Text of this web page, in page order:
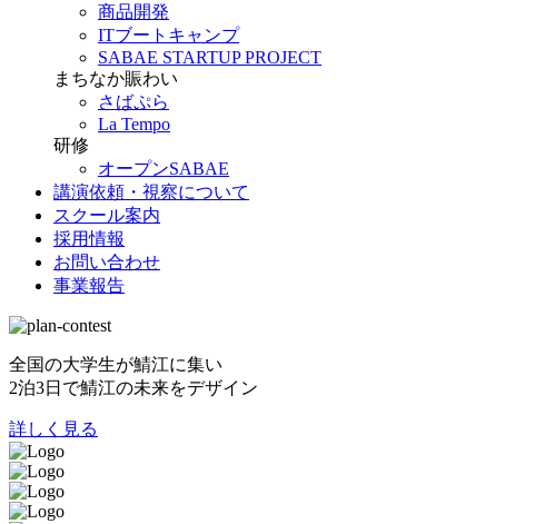
商品開発
ITブートキャンプ
SABAE STARTUP PROJECT
まちなか賑わい
さばぷら
La Tempo
研修
オープンSABAE
講演依頼・視察について
スクール案内
採用情報
お問い合わせ
事業報告
全国の大学生が鯖江に集い
2泊3日で鯖江の未来をデザイン
詳しく見る